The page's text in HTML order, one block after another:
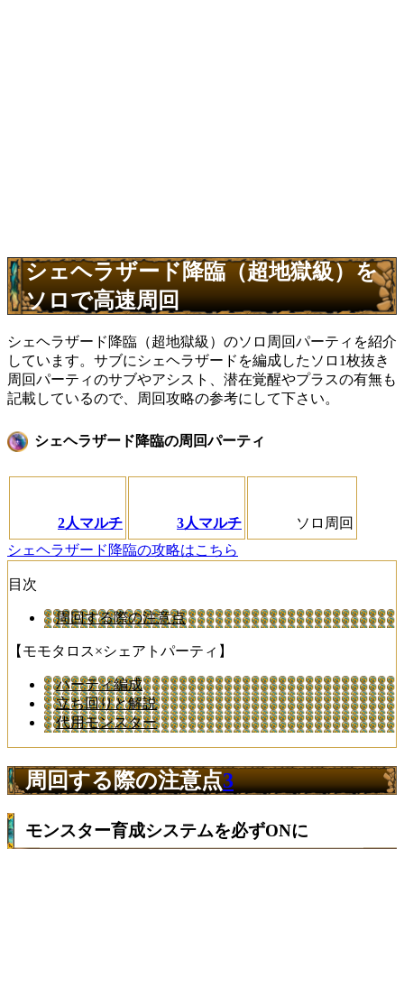
シェヘラザード降臨（超地獄級）を
ソロで高速周回
シェヘラザード降臨（超地獄級）のソロ周回パーティを紹介
しています。サブにシェヘラザードを編成したソロ1枚抜き
周回パーティのサブやアシスト、潜在覚醒やプラスの有無も
記載しているので、周回攻略の参考にして下さい。
シェヘラザード降臨の周回パーティ
2人マルチ 3人マルチ
ソロ周回
シェヘラザード降臨の攻略はこちら
目次
周回する際の注意点
【モモタロス×シェアトパーティ】
パーティ編成
立ち回りと解説
代用モンスター
周回する際の注意点3
モンスター育成システムを必ずONに